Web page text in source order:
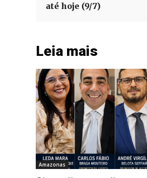
até hoje (9/7)
Leia mais
Amazonas